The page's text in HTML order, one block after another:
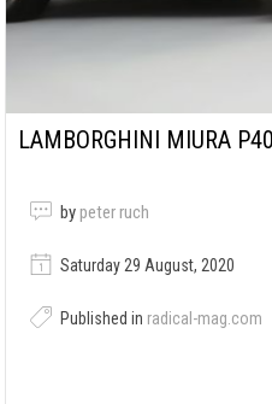
LAMBORGHINI MIURA
by peter ruch
Saturday 29 August, 2020
Published in radical-mag.com